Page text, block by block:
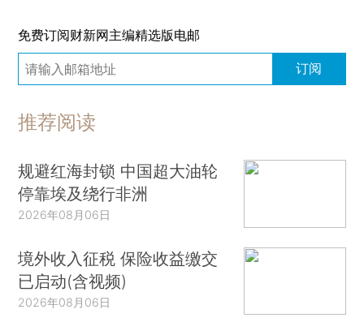
免费订阅财新网主编精选版电邮
订阅
推荐阅读
规避红海封锁 中国超大油轮
停靠埃及绕行非洲
2026年08月06日
境外收入征税 保险收益缴交
已启动(含视频)
2026年08月06日